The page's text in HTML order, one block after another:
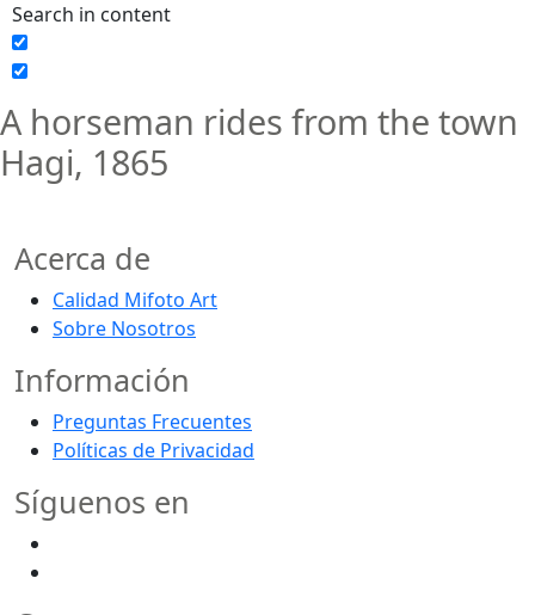
Search in content
A horseman rides from the town
Hagi, 1865
Acerca de
Calidad Mifoto Art
Sobre Nosotros
Información
Preguntas Frecuentes
Políticas de Privacidad
Síguenos en